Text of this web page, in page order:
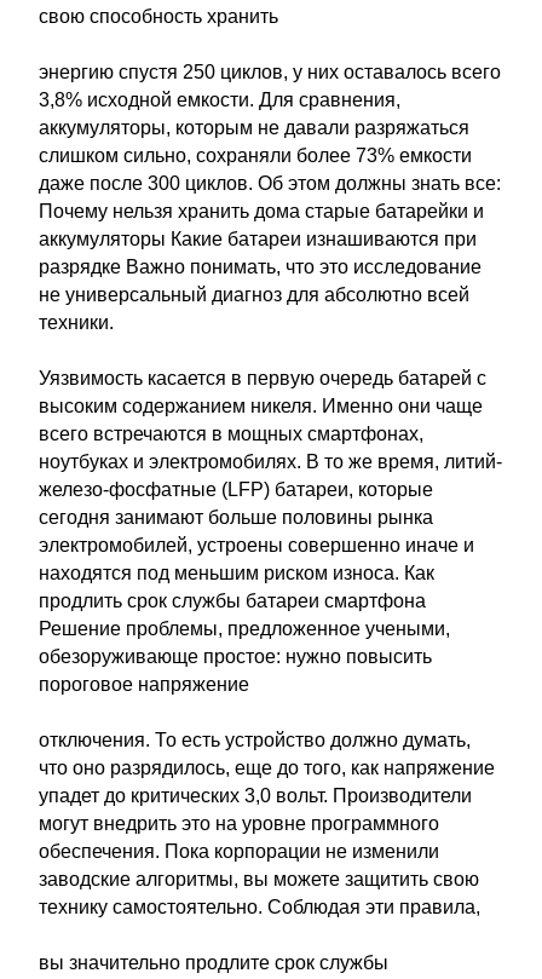
свою способность хранить
энергию спустя 250 циклов, у них оставалось всего
3,8% исходной емкости. Для сравнения,
аккумуляторы, которым не давали разряжаться
слишком сильно, сохраняли более 73% емкости
даже после 300 циклов. Об этом должны знать все:
Почему нельзя хранить дома старые батарейки и
аккумуляторы Какие батареи изнашиваются при
разрядке Важно понимать, что это исследование
не универсальный диагноз для абсолютно всей
техники.
Уязвимость касается в первую очередь батарей с
высоким содержанием никеля. Именно они чаще
всего встречаются в мощных смартфонах,
ноутбуках и электромобилях. В то же время, литий-
железо-фосфатные (LFP) батареи, которые
сегодня занимают больше половины рынка
электромобилей, устроены совершенно иначе и
находятся под меньшим риском износа. Как
продлить срок службы батареи смартфона
Решение проблемы, предложенное учеными,
обезоруживающе простое: нужно повысить
пороговое напряжение
отключения. То есть устройство должно думать,
что оно разрядилось, еще до того, как напряжение
упадет до критических 3,0 вольт. Производители
могут внедрить это на уровне программного
обеспечения. Пока корпорации не изменили
заводские алгоритмы, вы можете защитить свою
технику самостоятельно. Соблюдая эти правила,
вы значительно продлите срок службы